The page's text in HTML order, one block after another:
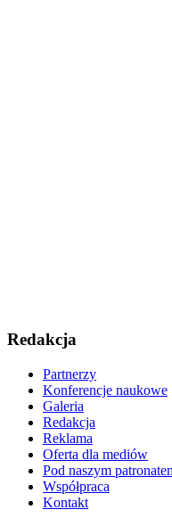
Redakcja
Partnerzy
Konferencje naukowe
Galeria
Redakcja
Reklama
Oferta dla mediów
Pod naszym
Współpraca
Kontakt